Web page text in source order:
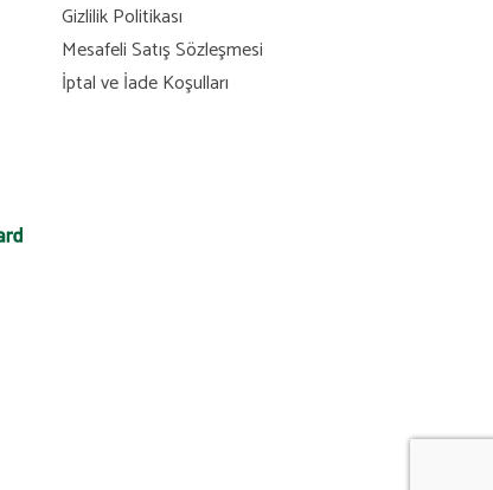
Gizlilik Politikası
Mesafeli Satış Sözleşmesi
İptal ve İade Koşulları